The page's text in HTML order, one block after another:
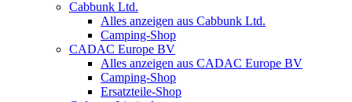
Cabbunk Ltd.
Alles anzeigen aus Cabbunk Ltd.
Camping-Shop
CADAC Europe BV
Alles anzeigen aus CADAC Europe BV
Camping-Shop
Ersatzteile-Shop